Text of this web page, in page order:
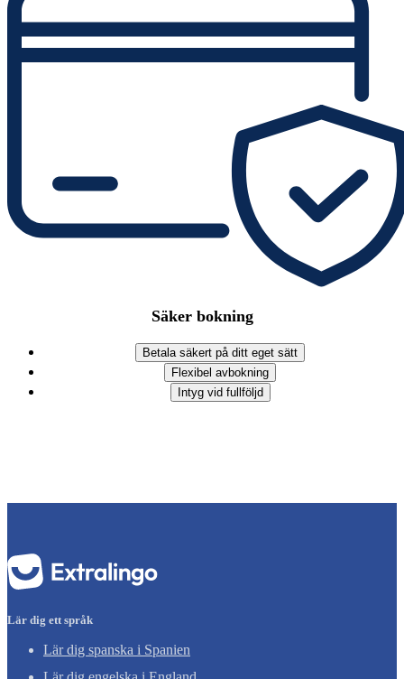
Säker bokning
Betala säkert på ditt eget sätt
Flexibel avbokning
Intyg vid fullföljd
Lär dig ett språk
Lär dig spanska i Spanien